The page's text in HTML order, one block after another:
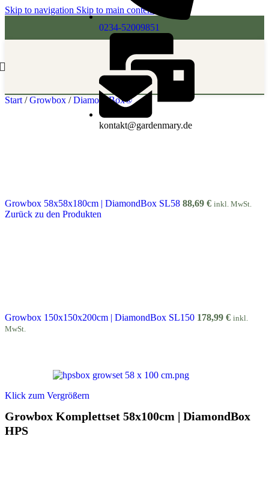
Skip to navigation Skip to main content
0234-52009851
kontakt@gardenmary.de
Start / Growbox / DiamondBox®
Growbox 58x58x180cm | DiamondBox SL58 88,69 € inkl. MwSt.
Zurück zu den Produkten
Growbox 150x150x200cm | DiamondBox SL150 178,99 € inkl.
MwSt.
Klick zum Vergrößern
Growbox Komplettset 58x100cm | DiamondBox
HPS